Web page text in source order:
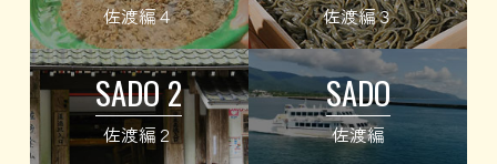
佐渡編４ 佐渡編３
SADO 2
佐渡編２
SADO
佐渡編